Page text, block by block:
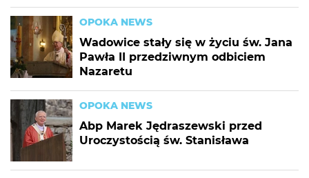
OPOKA NEWS
Wadowice stały się w życiu św. Jana
Pawła II przedziwnym odbiciem
Nazaretu
OPOKA NEWS
Abp Marek Jędraszewski przed
Uroczystością św. Stanisława